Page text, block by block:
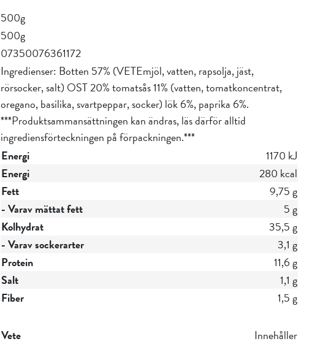
500g
500g
07350076361172
Ingredienser: Botten 57% (VETEmjöl, vatten, rapsolja, jäst,
rörsocker, salt) OST 20% tomatsås 11% (vatten, tomatkoncentrat,
oregano, basilika, svartpeppar, socker) lök 6%, paprika 6%.
***Produktsammansättningen kan ändras, läs därför alltid
ingrediensförteckningen på förpackningen.***
Energi
1170 kJ
Energi
280 kcal
Fett
9,75 g
- Varav mättat fett
5 g
Kolhydrat
35,5 g
- Varav sockerarter
3,1 g
Protein
11,6 g
Salt
1,1 g
Fiber
1,5 g
Vete
Innehåller